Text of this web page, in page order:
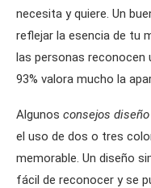
necesita y quiere. Un
reflejar la esencia de tu
las personas reconocen
93% valora mucho la
Algunos consejos
el uso de dos o tres
memorable. Un diseño
fácil de reconocer y se